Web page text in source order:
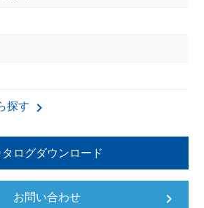
探す keyboard_arrow_right
タログダウンロード
お問い合わせ keyboard_arrow_right